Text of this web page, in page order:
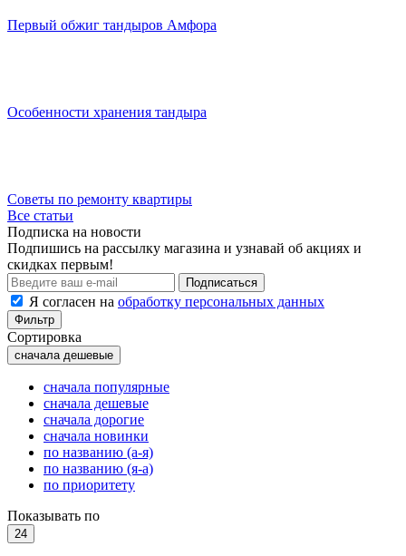
Первый обжиг тандыров Амфора
Особенности хранения тандыра
Советы по ремонту квартиры
Все статьи
Подписка на новости
Подпишись на рассылку магазина и узнавай об акциях и
скидках первым!
Подписаться
Я согласен на обработку персональных данных
Фильтр
Сортировка
сначала дешевые
сначала популярные
сначала дешевые
сначала дорогие
сначала новинки
по названию (а-я)
по названию (я-а)
по приоритету
Показывать по
24